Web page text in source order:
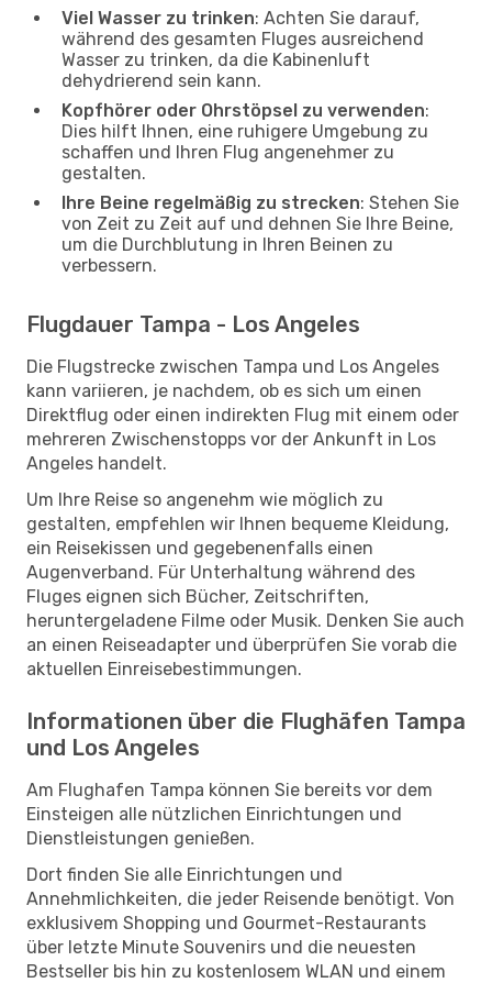
Viel Wasser zu trinken: Achten Sie darauf,
während des gesamten Fluges ausreichend
Wasser zu trinken, da die Kabinenluft
dehydrierend sein kann.
Kopfhörer oder Ohrstöpsel zu verwenden:
Dies hilft Ihnen, eine ruhigere Umgebung zu
schaffen und Ihren Flug angenehmer zu
gestalten.
Ihre Beine regelmäßig zu strecken: Stehen Sie
von Zeit zu Zeit auf und dehnen Sie Ihre Beine,
um die Durchblutung in Ihren Beinen zu
verbessern.
Flugdauer Tampa - Los Angeles
Die Flugstrecke zwischen Tampa und Los Angeles
kann variieren, je nachdem, ob es sich um einen
Direktflug oder einen indirekten Flug mit einem oder
mehreren Zwischenstopps vor der Ankunft in Los
Angeles handelt.
Um Ihre Reise so angenehm wie möglich zu
gestalten, empfehlen wir Ihnen bequeme Kleidung,
ein Reisekissen und gegebenenfalls einen
Augenverband. Für Unterhaltung während des
Fluges eignen sich Bücher, Zeitschriften,
heruntergeladene Filme oder Musik. Denken Sie auch
an einen Reiseadapter und überprüfen Sie vorab die
aktuellen Einreisebestimmungen.
Informationen über die Flughäfen Tampa
und Los Angeles
Am Flughafen Tampa können Sie bereits vor dem
Einsteigen alle nützlichen Einrichtungen und
Dienstleistungen genießen.
Dort finden Sie alle Einrichtungen und
Annehmlichkeiten, die jeder Reisende benötigt. Von
exklusivem Shopping und Gourmet-Restaurants
über letzte Minute Souvenirs und die neuesten
Bestseller bis hin zu kostenlosem WLAN und einem